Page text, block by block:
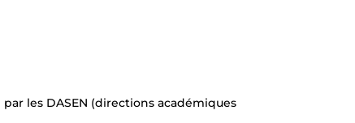
les DASEN (directions académiques